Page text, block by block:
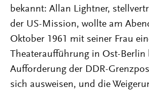
bekannt: Allan Lightner,
der US-Mission, wollte am
Oktober 1961 mit seiner Frau
Theateraufführung in Ost-Berlin
Aufforderung der DDR-
sich ausweisen, und die